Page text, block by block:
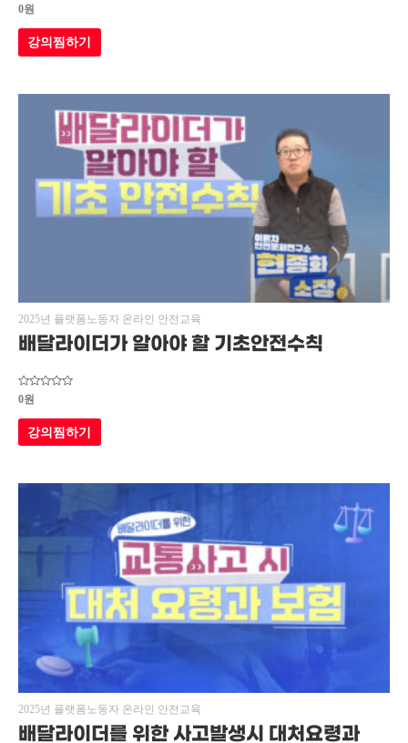
5
중에서
0
로
평가됨
0원
강의찜하기
2025년 플랫폼노동자 온라인 안전교육
배달라이더가 알아야 할 기초안전수칙
5
중에서
0
로
평가됨
0원
강의찜하기
2025년 플랫폼노동자 온라인 안전교육
배달라이더를 위한 사고발생시 대처요령과